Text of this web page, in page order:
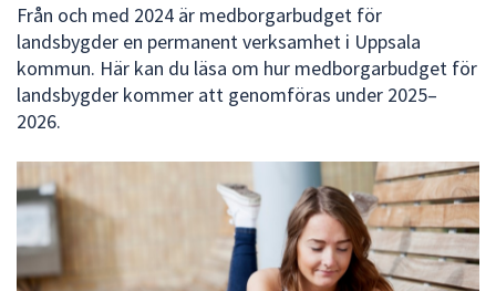
Från och med 2024 är medborgarbudget för
landsbygder en permanent verksamhet i Uppsala
kommun. Här kan du läsa om hur medborgarbudget för
landsbygder kommer att genomföras under 2025–
2026.